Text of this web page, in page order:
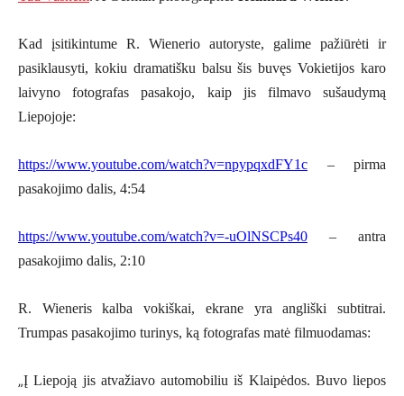
Kad įsitikintume R. Wienerio autoryste, galime pažiūrėti ir
pasiklausyti, kokiu dramatišku balsu šis buvęs Vokietijos karo
laivyno fotografas pasakojo, kaip jis filmavo sušaudymą
Liepojoje:
https://www.youtube.com/watch?v=npypqxdFY1c – pirma
pasakojimo dalis, 4:54
https://www.youtube.com/watch?v=-uOlNSCPs40 – antra
pasakojimo dalis, 2:10
R. Wieneris kalba vokiškai, ekrane yra angliški subtitrai.
Trumpas pasakojimo turinys, ką fotografas matė filmuodamas:
„Į Liepoją jis atvažiavo automobiliu iš Klaipėdos. Buvo liepos